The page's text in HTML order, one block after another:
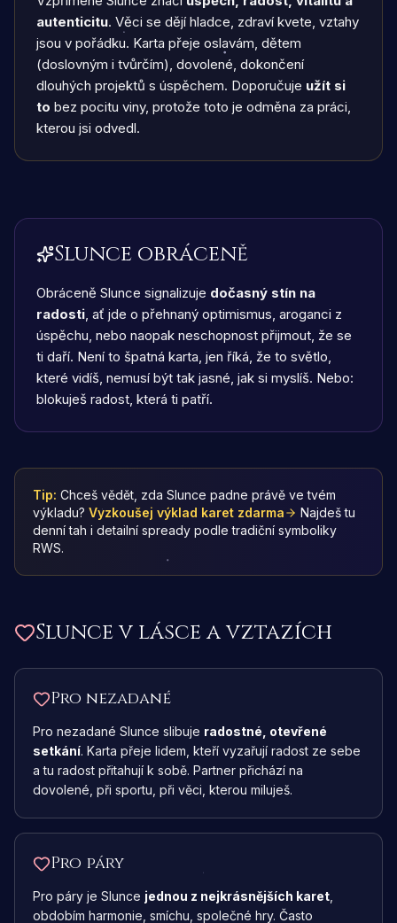
autenticitu. Věci se dějí hladce, zdraví kvete, vztahy
jsou v pořádku. Karta přeje oslavám, dětem
(doslovným i tvůrčím), dovolené, dokončení
dlouhých projektů s úspěchem. Doporučuje užít si
to bez pocitu viny, protože toto je odměna za práci,
kterou jsi odvedl.
Slunce obráceně
Obráceně Slunce signalizuje dočasný stín na
radosti, ať jde o přehnaný optimismus, aroganci z
úspěchu, nebo naopak neschopnost přijmout, že se
ti daří. Není to špatná karta, jen říká, že to světlo,
které vidíš, nemusí být tak jasné, jak si myslíš. Nebo:
blokuješ radost, která ti patří.
Tip: Chceš vědět, zda Slunce padne právě ve tvém
výkladu? Vyzkoušej výklad karet zdarma
Najdeš tu
denní tah i detailní spready podle tradiční symboliky
RWS.
Sluncev lásce a vztazích
Pro nezadané
Pro nezadané Slunce slibuje radostné, otevřené
setkání. Karta přeje lidem, kteří vyzařují radost ze sebe
a tu radost přitahují k sobě. Partner přichází na
dovolené, při sportu, při věci, kterou miluješ.
Pro páry
Pro páry je Slunce jednou z nejkrásnějších karet
obdobím harmonie, smíchu, společné hry. Často